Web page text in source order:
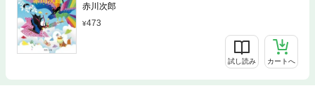
赤川次郎
473
試し読み カートへ